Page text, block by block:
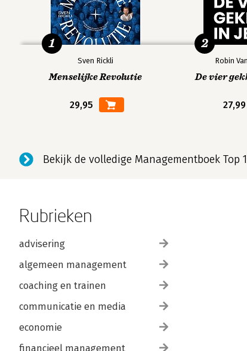
Sven Rickli
Menselijke Revolutie
29,95
1
Robin
De vier
27,99
2
Bekijk de volledige Managementboek Top
Rubrieken
advisering
algemeen management
coaching en trainen
communicatie en media
economie
financieel management